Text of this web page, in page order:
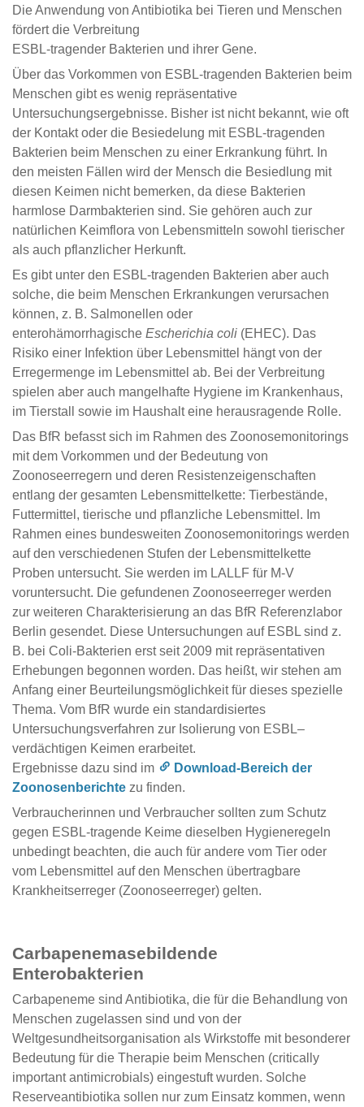
Die Anwendung von Antibiotika bei Tieren und Menschen
fördert die Verbreitung
ESBL-tragender Bakterien und ihrer Gene.
Über das Vorkommen von ESBL-tragenden Bakterien beim
Menschen gibt es wenig repräsentative
Untersuchungsergebnisse. Bisher ist nicht bekannt, wie oft
der Kontakt oder die Besiedelung mit ESBL-tragenden
Bakterien beim Menschen zu einer Erkrankung führt. In
den meisten Fällen wird der Mensch die Besiedlung mit
diesen Keimen nicht bemerken, da diese Bakterien
harmlose Darmbakterien sind. Sie gehören auch zur
natürlichen Keimflora von Lebensmitteln sowohl tierischer
als auch pflanzlicher Herkunft.
Es gibt unter den ESBL-tragenden Bakterien aber auch
solche, die beim Menschen Erkrankungen verursachen
können, z. B. Salmonellen oder
enterohämorrhagische Escherichia coli (EHEC). Das
Risiko einer Infektion über Lebensmittel hängt von der
Erregermenge im Lebensmittel ab. Bei der Verbreitung
spielen aber auch mangelhafte Hygiene im Krankenhaus,
im Tierstall sowie im Haushalt eine herausragende Rolle.
Das BfR befasst sich im Rahmen des Zoonosemonitorings
mit dem Vorkommen und der Bedeutung von
Zoonoseerregern und deren Resistenzeigenschaften
entlang der gesamten Lebensmittelkette: Tierbestände,
Futtermittel, tierische und pflanzliche Lebensmittel. Im
Rahmen eines bundesweiten Zoonosemonitorings werden
auf den verschiedenen Stufen der Lebensmittelkette
Proben untersucht. Sie werden im LALLF für M-V
voruntersucht. Die gefundenen Zoonoseerreger werden
zur weiteren Charakterisierung an das BfR Referenzlabor
Berlin gesendet. Diese Untersuchungen auf ESBL sind z.
B. bei Coli-Bakterien erst seit 2009 mit repräsentativen
Erhebungen begonnen worden. Das heißt, wir stehen am
Anfang einer Beurteilungsmöglichkeit für dieses spezielle
Thema. Vom BfR wurde ein standardisiertes
Untersuchungsverfahren zur Isolierung von ESBL–
verdächtigen Keimen erarbeitet.
Ergebnisse dazu sind im
Download-Bereich der
Zoonosenberichte zu finden.
Verbraucherinnen und Verbraucher sollten zum Schutz
gegen ESBL-tragende Keime dieselben Hygieneregeln
unbedingt beachten, die auch für andere vom Tier oder
vom Lebensmittel auf den Menschen übertragbare
Krankheitserreger (Zoonoseerreger) gelten.
Carbapenemasebildende
Enterobakterien
Carbapeneme sind Antibiotika, die für die Behandlung von
Menschen zugelassen sind und von der
Weltgesundheitsorganisation als Wirkstoffe mit besonderer
Bedeutung für die Therapie beim Menschen (critically
important antimicrobials) eingestuft wurden. Solche
Reserveantibiotika sollen nur zum Einsatz kommen, wenn